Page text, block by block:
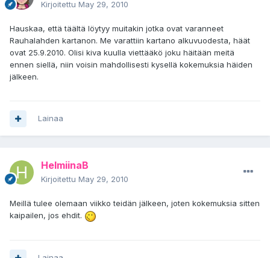
Kirjoitettu May 29, 2010
Hauskaa, että täältä löytyy muitakin jotka ovat varanneet
Rauhalahden kartanon. Me varattiin kartano alkuvuodesta, häät
ovat 25.9.2010. Olisi kiva kuulla viettääkö joku häitään meitä
ennen siellä, niin voisin mahdollisesti kysellä kokemuksia häiden
jälkeen.
Lainaa
HelmiinaB
Kirjoitettu May 29, 2010
Meillä tulee olemaan viikko teidän jälkeen, joten kokemuksia sitten
kaipailen, jos ehdit.